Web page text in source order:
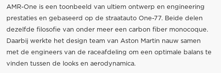
AMR-One is een toonbeeld van ultiem ontwerp en engineering
prestaties en gebaseerd op de straatauto One-77. Beide delen
dezelfde filosofie van onder meer een carbon fiber monocoque.
Daarbij werkte het design team van Aston Martin nauw samen
met de engineers van de raceafdeling om een optimale balans te
vinden tussen de looks en aerodynamica.